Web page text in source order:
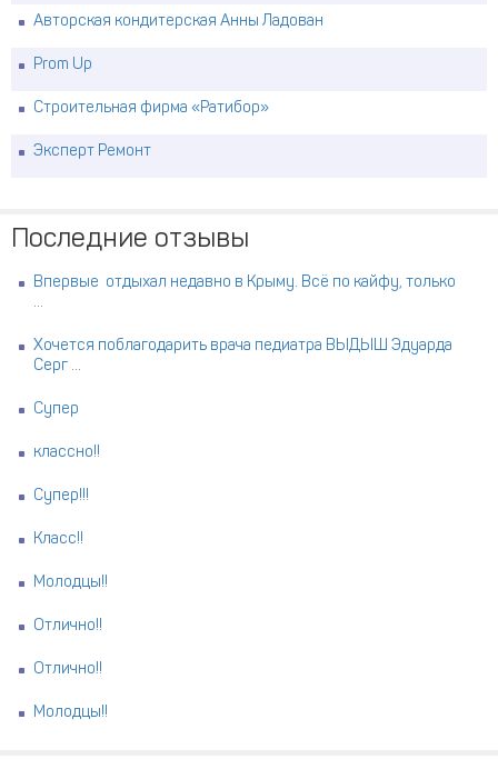
Авторская кондитерская Анны Ладован
Prom Up
Строительная фирма «Ратибор»
Эксперт Ремонт
Последние отзывы
Впервые отдыхал недавно в Крыму. Всё по кайфу, только
...
Хочется поблагодарить врача педиатра ВЫДЫШ Эдуарда
Серг ...
Супер
классно!!
Супер!!!
Класс!!
Молодцы!!
Отлично!!
Отлично!!
Молодцы!!